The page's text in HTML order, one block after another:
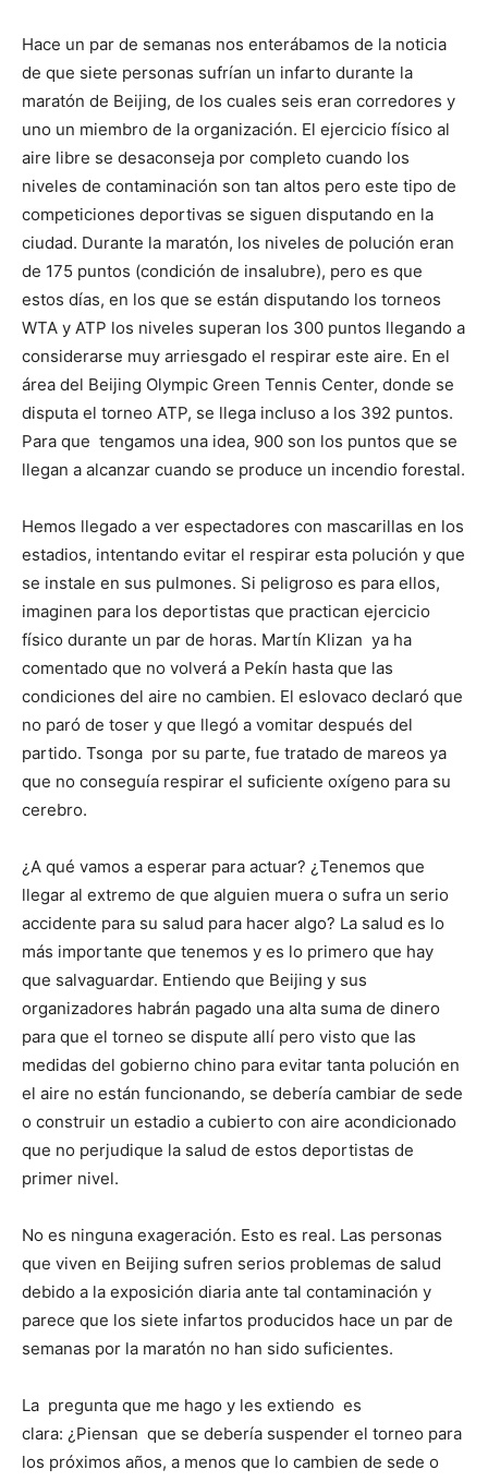
Hace un par de semanas nos enterábamos de la noticia
de que siete personas sufrían un infarto durante la
maratón de Beijing, de los cuales seis eran corredores y
uno un miembro de la organización. El ejercicio físico al
aire libre se desaconseja por completo cuando los
niveles de contaminación son tan altos pero este tipo de
competiciones deportivas se siguen disputando en la
ciudad. Durante la maratón, los niveles de polución eran
de 175 puntos (condición de insalubre), pero es que
estos días, en los que se están disputando los torneos
WTA y ATP los niveles superan los 300 puntos llegando a
considerarse muy arriesgado el respirar este aire. En el
área del Beijing Olympic Green Tennis Center, donde se
disputa el torneo ATP, se llega incluso a los 392 puntos.
Para que tengamos una idea, 900 son los puntos que se
llegan a alcanzar cuando se produce un incendio forestal.
Hemos llegado a ver espectadores con mascarillas en los
estadios, intentando evitar el respirar esta polución y que
se instale en sus pulmones. Si peligroso es para ellos,
imaginen para los deportistas que practican ejercicio
físico durante un par de horas. Martín Klizan ya ha
comentado que no volverá a Pekín hasta que las
condiciones del aire no cambien. El eslovaco declaró que
no paró de toser y que llegó a vomitar después del
partido. Tsonga por su parte, fue tratado de mareos ya
que no conseguía respirar el suficiente oxígeno para su
cerebro.
¿A qué vamos a esperar para actuar? ¿Tenemos que
llegar al extremo de que alguien muera o sufra un serio
accidente para su salud para hacer algo? La salud es lo
más importante que tenemos y es lo primero que hay
que salvaguardar. Entiendo que Beijing y sus
organizadores habrán pagado una alta suma de dinero
para que el torneo se dispute allí pero visto que las
medidas del gobierno chino para evitar tanta polución en
el aire no están funcionando, se debería cambiar de sede
o construir un estadio a cubierto con aire acondicionado
que no perjudique la salud de estos deportistas de
primer nivel.
No es ninguna exageración. Esto es real. Las personas
que viven en Beijing sufren serios problemas de salud
debido a la exposición diaria ante tal contaminación y
parece que los siete infartos producidos hace un par de
semanas por la maratón no han sido suficientes.
La pregunta que me hago y les extiendo es
clara: ¿Piensan que se debería suspender el torneo para
los próximos años, a menos que lo cambien de sede o